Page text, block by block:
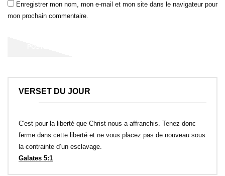
Enregistrer mon nom, mon e-mail et mon site dans le navigateur pour
mon prochain commentaire.
VERSET DU JOUR
C'est pour la liberté que Christ nous a affranchis. Tenez donc
ferme dans cette liberté et ne vous placez pas de nouveau sous
la contrainte d’un esclavage.
Galates 5:1